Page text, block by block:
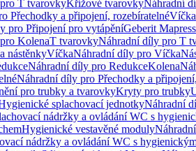
T tvarovkyKřížové tvarovkyNáhradní
Přechodky a připojení, rozebíratelnéVíčka
pro Připojení pro vytápěníGeberit
KolenaT tvarovkyNáhradní díly pro T
nástěnkyVíčkaNáhradní díly pro Víčka
Náhradní díly pro RedukceKolena
Náhradní díly pro Přechodky a
pro trubky a tvarovkyKryty pro trubky
splachovací jednotkyNáhradní
nádržky a ovládání WC s
Hygienické vestavěné moduly
nádržky a ovládání WC s